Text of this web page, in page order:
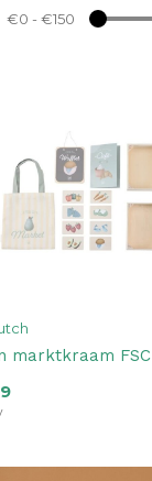
€0 - €150
marktkraam FSC